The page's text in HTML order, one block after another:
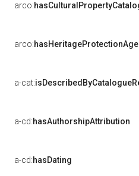
arco:
arco:
a-cat:
a-cd:hasAuthorshipAttribution
a-cd:hasDating